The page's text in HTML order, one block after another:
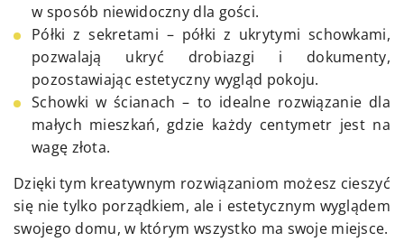
w sposób niewidoczny dla gości.
Półki z sekretami – półki z ukrytymi schowkami,
pozwalają ukryć drobiazgi i dokumenty,
pozostawiając estetyczny wygląd pokoju.
Schowki w ścianach – to idealne rozwiązanie dla
małych mieszkań, gdzie każdy centymetr jest na
wagę złota.
Dzięki tym kreatywnym rozwiązaniom możesz cieszyć
się nie tylko porządkiem, ale i estetycznym wyglądem
swojego domu, w którym wszystko ma swoje miejsce.